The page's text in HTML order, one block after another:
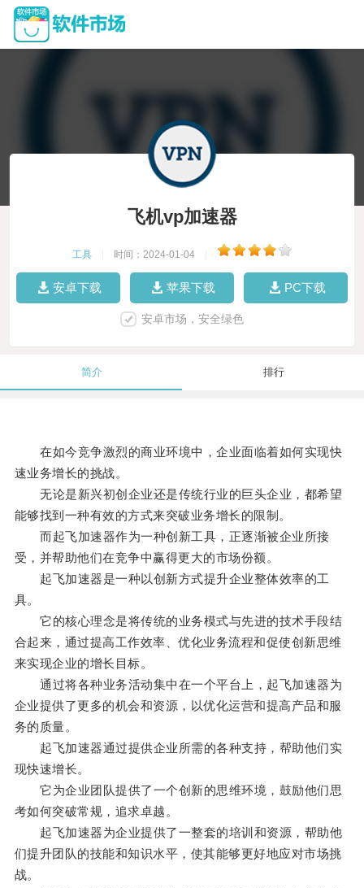
飞机vp加速器
工具 时间：2024-01-04
安卓下载 苹果下载 PC下载
安卓市场，安全绿色
简介 排行
在如今竞争激烈的商业环境中，企业面临着如何实现快
速业务增长的挑战。
无论是新兴初创企业还是传统行业的巨头企业，都希望
能够找到一种有效的方式来突破业务增长的限制。
而起飞加速器作为一种创新工具，正逐渐被企业所接
受，并帮助他们在竞争中赢得更大的市场份额。
起飞加速器是一种以创新方式提升企业整体效率的工
具。
它的核心理念是将传统的业务模式与先进的技术手段结
合起来，通过提高工作效率、优化业务流程和促使创新思维
来实现企业的增长目标。
通过将各种业务活动集中在一个平台上，起飞加速器为
企业提供了更多的机会和资源，以优化运营和提高产品和服
务的质量。
起飞加速器通过提供企业所需的各种支持，帮助他们实
现快速增长。
它为企业团队提供了一个创新的思维环境，鼓励他们思
考如何突破常规，追求卓越。
起飞加速器为企业提供了一整套的培训和资源，帮助他
们提升团队的技能和知识水平，使其能够更好地应对市场挑
战。